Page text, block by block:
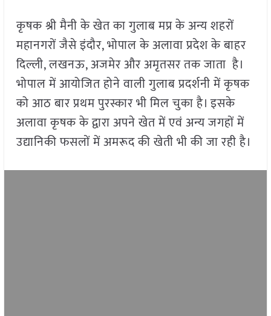
कृषक श्री मैनी के खेत का गुलाब मप्र के अन्य शहरों
महानगरों जैसे इंदौर, भोपाल के अलावा प्रदेश के बाहर
दिल्ली, लखनऊ, अजमेर और अमृतसर तक जाता है।
भोपाल में आयोजित होने वाली गुलाब प्रदर्शनी में कृषक
को आठ बार प्रथम पुरस्कार भी मिल चुका है। इसके
अलावा कृषक के द्वारा अपने खेत में एवं अन्य जगहों में
उद्यानिकी फसलों में अमरूद की खेती भी की जा रही है।